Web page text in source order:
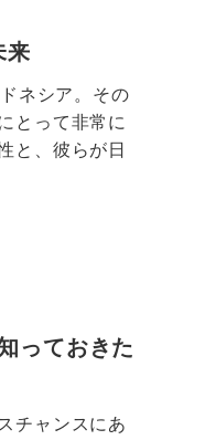
来
ネシア。その
とって非常に
と、彼らが日
っておきた
チャンスにあ